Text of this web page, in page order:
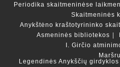
Periodika skaitmeninėse
Skaitmeninės
Anykštėno kraštotyrininko
Asmeninės bibliotekos
I. Girčio
Legendinės Anykščių girdyklos